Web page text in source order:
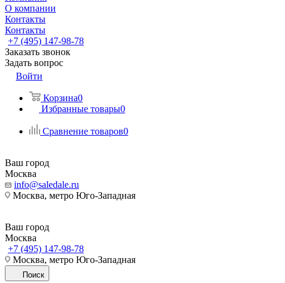
О компании
Контакты
Контакты
+7 (495) 147-98-78
Заказать звонок
Задать вопрос
Войти
Корзина0
Избранные товары0
Сравнение товаров0
Ваш город
Москва
info@saledale.ru
Москва, метро Юго-Западная
Ваш город
Москва
+7 (495) 147-98-78
Москва, метро Юго-Западная
Поиск